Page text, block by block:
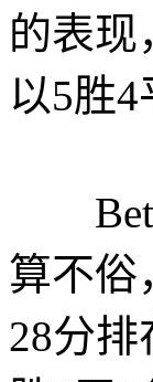
的表现
以5胜
算不俗
28分